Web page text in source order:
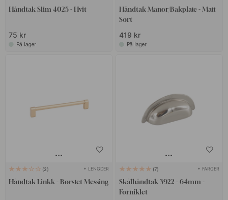
Håndtak Slim 4025 - Hvit
75 kr
På lager
Håndtak Manor/Bakplate - Matt
Sort
419 kr
På lager
2 + LENGDER
Håndtak Linkk - Børstet Messing
7 + FARGER
Skålhåndtak 3922 - 64mm -
Forniklet